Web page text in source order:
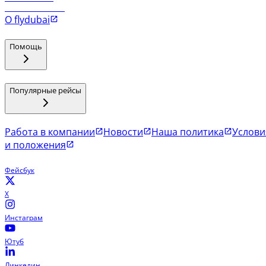
О flydubai
Помощь
Популярные рейсы
Работа в компании Новости Наша политика
и положения
Фейсбук
X
Инстаграм
Ютуб